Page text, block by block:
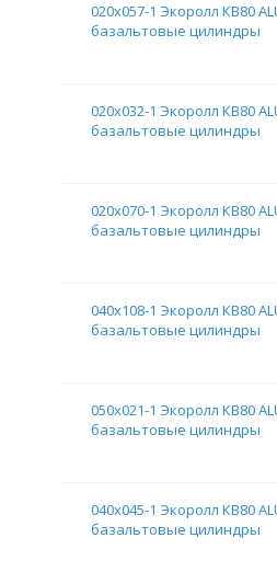
020х057-1 Экоролл КВ80
базальтовые цилиндры
020х032-1 Экоролл КВ80
базальтовые цилиндры
020х070-1 Экоролл КВ80
базальтовые цилиндры
040х108-1 Экоролл КВ80
базальтовые цилиндры
050х021-1 Экоролл КВ80
базальтовые цилиндры
040х045-1 Экоролл КВ80
базальтовые цилиндры